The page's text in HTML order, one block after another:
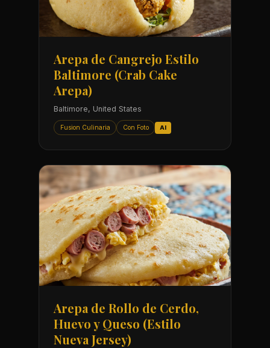
Arepa de Cangrejo Estilo
Baltimore (Crab Cake
Arepa)
Baltimore, United States
Fusion Culinaria Con Foto AI
Arepa de Rollo de Cerdo,
Huevo y Queso (Estilo
Nueva Jersey)